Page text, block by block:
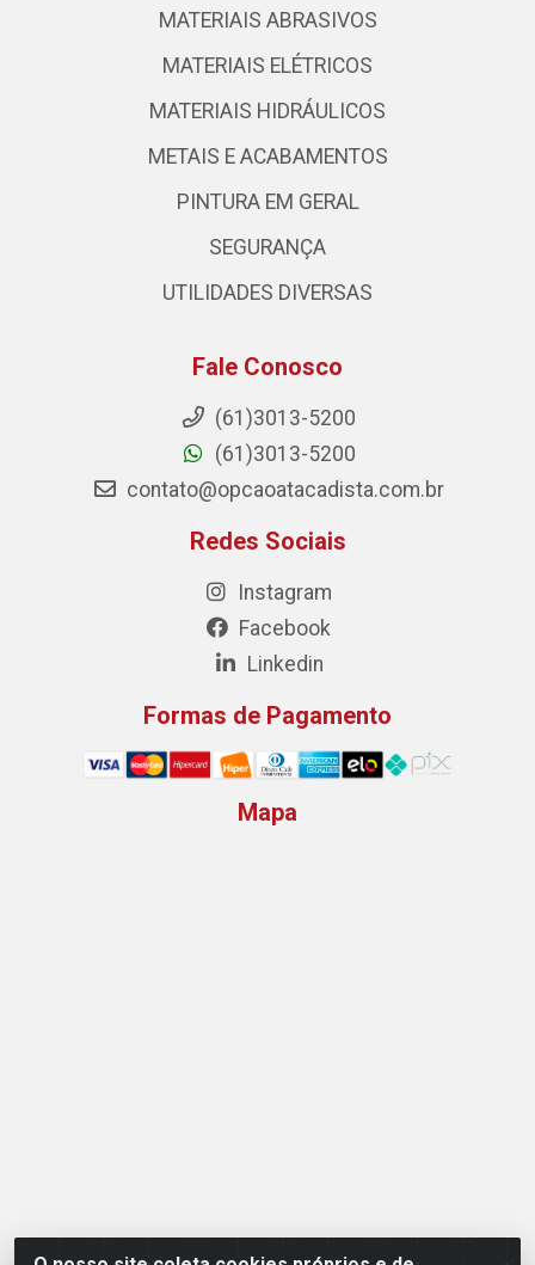
MATERIAIS ABRASIVOS
MATERIAIS ELÉTRICOS
MATERIAIS HIDRÁULICOS
METAIS E ACABAMENTOS
PINTURA EM GERAL
SEGURANÇA
UTILIDADES DIVERSAS
Fale Conosco
(61)3013-5200
(61)3013-5200
contato@opcaoatacadista.com.br
Redes Sociais
Instagram
Facebook
Linkedin
Formas de Pagamento
Mapa